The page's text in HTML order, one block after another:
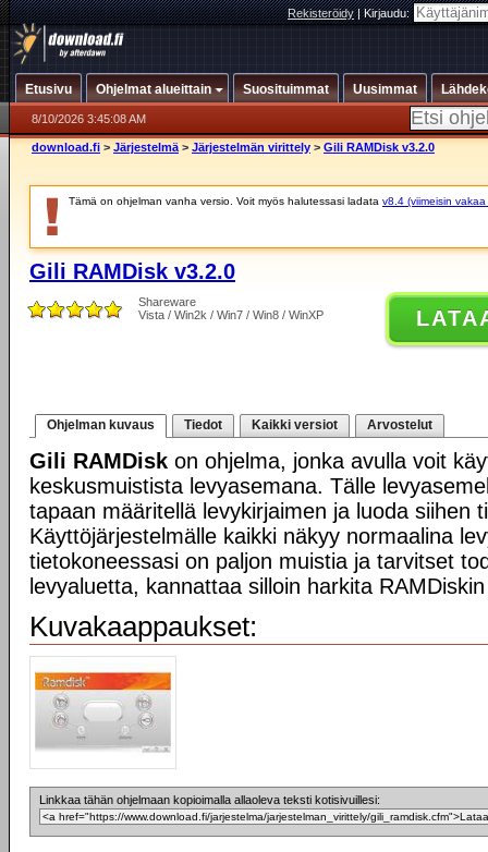
Rekisteröidy|Kirjaudu:
Etusivu Ohjelmat alueittain Suosituimmat Uusimmat
8/10/2026 3:45:08 AM
download.fi > Järjestelmä > Järjestelmän virittely > Gili RAMDisk v3.2.0
Tämä on ohjelman vanha versio. Voit myös halutessasi ladata v8.4 (viimeisin vakaa
Gili RAMDisk v3.2.0
Shareware
Vista / Win2k / Win7 / Win8 / WinXP
Ohjelman kuvaus Tiedot Kaikki versiot Arvostelut
Gili RAMDisk on ohjelma, jonka avulla voit
keskusmuistista levyasemana. Tälle
tapaan määritellä levykirjaimen ja luoda siihen
Käyttöjärjestelmälle kaikki näkyy normaalina
tietokoneessasi on paljon muistia ja tarvitset
levyaluetta, kannattaa silloin harkita
Kuvakaappaukset:
Linkkaa tähän ohjelmaan kopioimalla allaoleva teksti kotisivuillesi: